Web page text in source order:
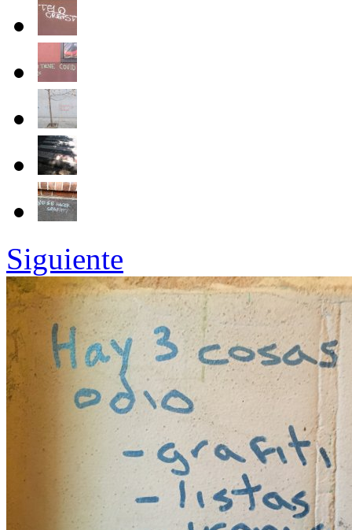
Siguiente